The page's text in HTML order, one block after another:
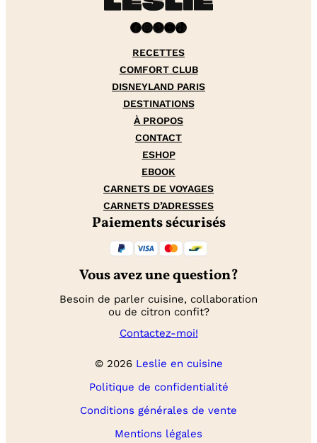
Facebook InstagramPinterest YouTube TikTok
RECETTES
COMFORT CLUB
DISNEYLAND PARIS
DESTINATIONS
À PROPOS
CONTACT
ESHOP
EBOOK
CARNETS DE VOYAGES
CARNETS D’ADRESSES
Paiements sécurisés
Vous avez une question?
Besoin de parler cuisine, collaboration
ou de citron confit?
Contactez-moi!
© 2026 Leslie en cuisine
Politique de confidentialité
Conditions générales de vente
Mentions légales